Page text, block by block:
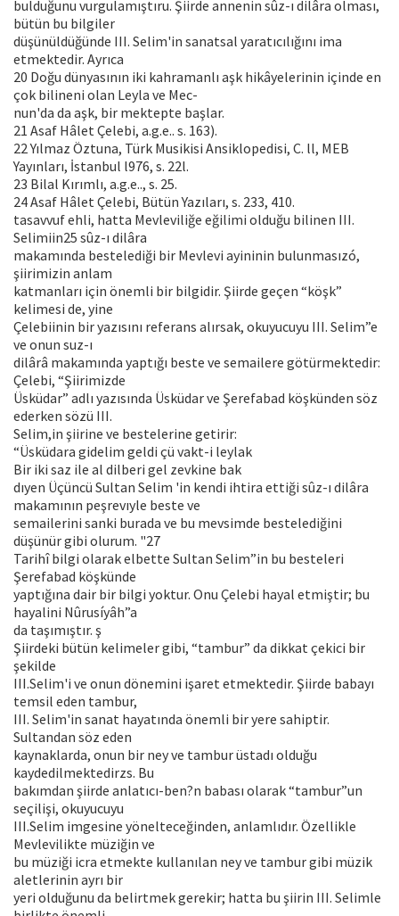
bulduğunu vurgulamıştıru. Şiirde annenin sûz-ı dilâra olması,
bütün bu bilgiler
düşünüldüğünde III. Selim'in sanatsal yaratıcılığını ima
etmektedir. Ayrıca
20 Doğu dünyasının iki kahramanlı aşk hikâyelerinin içinde en
çok bilineni olan Leyla ve Mec-
nun'da da aşk, bir mektepte başlar.
21 Asaf Hâlet Çelebi, a.g.e.. s. 163).
22 Yılmaz Öztuna, Türk Musikisi Ansiklopedisi, C. ll, MEB
Yayınları, İstanbul l976, s. 22l.
23 Bilal Kırımlı, a.g.e.., s. 25.
24 Asaf Hâlet Çelebi, Bütün Yazıları, s. 233, 410.
tasavvuf ehli, hatta Mevleviliğe eğilimi olduğu bilinen III.
Selimiin25 sûz-ı dilâra
makamında bestelediği bir Mevlevi ayininin bulunmasızó,
şiirimizin anlam
katmanları için önemli bir bilgidir. Şiirde geçen “köşk”
kelimesi de, yine
Çelebiinin bir yazısını referans alırsak, okuyucuyu III. Selim”e
ve onun suz-ı
dilârâ makamında yaptığı beste ve semailere götürmektedir:
Çelebi, “Şiirimizde
Üsküdar” adlı yazısında Üsküdar ve Şerefabad köşkünden söz
ederken sözü III.
Selim,in şiirine ve bestelerine getirir:
“Üsküdara gidelim geldi çü vakt-i leylak
Bir iki saz ile al dilberi gel zevkine bak
dıyen Üçüncü Sultan Selim 'in kendi ihtira ettiği sûz-ı dilâra
makamının peşrevıyle beste ve
semailerini sanki burada ve bu mevsimde bestelediğini
düşünür gibi olurum. "27
Tarihî bilgi olarak elbette Sultan Selim”in bu besteleri
Şerefabad köşkünde
yaptığına dair bir bilgi yoktur. Onu Çelebi hayal etmiştir; bu
hayalini Nûrusíyâh”a
da taşımıştır. ş
Şiirdeki bütün kelimeler gibi, “tambur” da dikkat çekici bir
şekilde
III.Selim'i ve onun dönemini işaret etmektedir. Şiirde babayı
temsil eden tambur,
III. Selim'in sanat hayatında önemli bir yere sahiptir.
Sultandan söz eden
kaynaklarda, onun bir ney ve tambur üstadı olduğu
kaydedilmektedirzs. Bu
bakımdan şiirde anlatıcı-ben?n babası olarak “tambur”un
seçilişi, okuyucuyu
III.Selim imgesine yönelteceğinden, anlamlıdır. Özellikle
Mevlevilikte müziğin ve
bu müziği icra etmekte kullanılan ney ve tambur gibi müzik
aletlerinin ayrı bir
yeri olduğunu da belirtmek gerekir; hatta bu şiirin III. Selimle